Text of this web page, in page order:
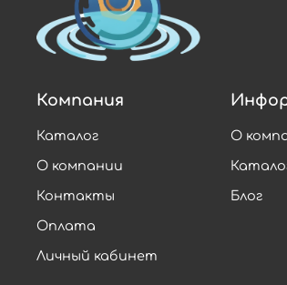
Компания
Каталог
О компании
Контакты
Оплата
Личный кабинет
О
Блог